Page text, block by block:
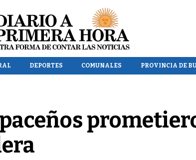
DEPORTES COMUNALES PROVINCIA DE